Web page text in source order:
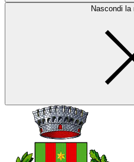
Nascondi la